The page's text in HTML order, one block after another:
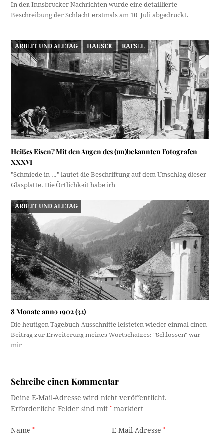
In den Innsbrucker Nachrichten wurde eine detaillierte
Beschreibung der Schlacht erstmals am 10. Juli abgedruckt.…
ARBEIT UND ALLTAG HÄUSER RÄTSEL
Heißes Eisen? Mit den Augen des (un)bekannten Fotografen
XXXVI
"Schmiede in ..." lautet die Beschriftung auf dem Umschlag dieser
Glasplatte. Die Örtlichkeit habe ich…
ARBEIT UND ALLTAG
8 Monate anno 1902 (32)
Die heutigen Tagebuch-Ausschnitte leisteten wieder einmal einen
Beitrag zur Erweiterung meines Wortschatzes: "Schlossen" war
mir…
Schreibe einen Kommentar
Deine E-Mail-Adresse wird nicht veröffentlicht.
Erforderliche Felder sind mit* markiert
Name* E-Mail-Adresse*